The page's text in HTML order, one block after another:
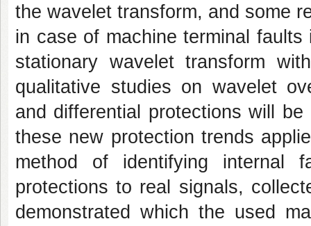
the wavelet transform, and some
in case of machine terminal
stationary wavelet transform
qualitative studies on wavelet
and differential protections will
these new protection trends
method of identifying internal
protections to real signals,
demonstrated which the used